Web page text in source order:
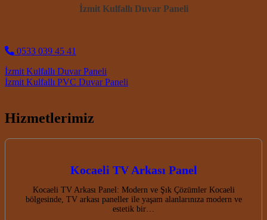
İzmit Kulfallı Duvar Paneli
0533 039 45 41
Post navigation
İzmit Kulfallı Duvar Paneli
İzmit Kulfallı PVC Duvar Paneli
Hizmetlerimiz
Kocaeli TV Arkası Panel
Kocaeli TV Arkası Panel: Modern ve Şık Çözümler Kocaeli
bölgesinde, TV arkası paneller ile yaşam alanlarınıza modern ve
estetik bir…